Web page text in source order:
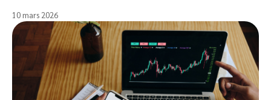
10 mars 2026